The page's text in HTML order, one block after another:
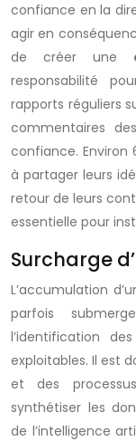
confiance en la
agir en
de créer une
responsabilité
rapports réguliers
commentaires
confiance. Environ
à partager leurs
retour de leurs
essentielle pour
Surcharge
L’accumulation
parfois
l’identification
exploitables. Il est
et des
synthétiser les
de l’intelligence